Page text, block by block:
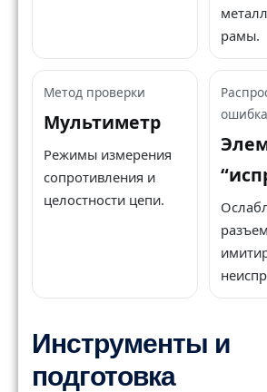
рамы.
Метод проверки
Мультиметр
Режимы измерения
сопротивления и
целостности цепи.
Инструменты и
подготовка